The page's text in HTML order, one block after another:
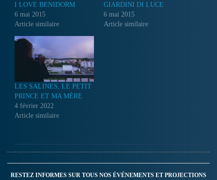
I LOVE BENIDORM
6 mai 2015
Article similaire
GIARDINI DI LUCE
6 mai 2015
Article similaire
LES SALINES, LE PETIT
PRINCE ET MA MÈRE
4 février 2022
Article similaire
RESTEZ INFORMES SUR TOUS NOS ÉVÉNEMENTS ET PROJECTIONS